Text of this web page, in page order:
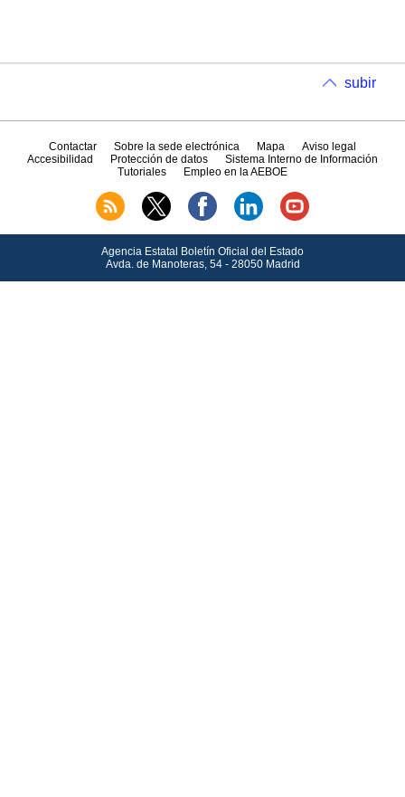
subir
Contactar Sobre la sede electrónica Mapa
Aviso legal
Accesibilidad
Protección de datos
Sistema Interno de Información
Tutoriales
Empleo en la AEBOE
Agencia Estatal Boletín Oficial del Estado
Avda. de Manoteras, 54 - 28050 Madrid